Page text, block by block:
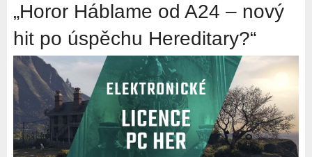
„Horor Háblame od A24 – nový
hit po úspěchu Hereditary?“